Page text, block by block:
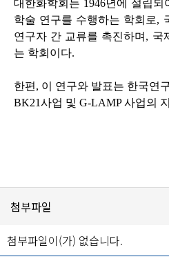
대한화학회는 1946년에 설립되
학술 연구를 수행하는 학회로,
연구자 간 교류를 촉진하며, 국
는 학회이다.
한편, 이 연구와 발표는 한국연
BK21사업 및 G-LAMP 사업의
첨부파일
첨부파일이(가) 없습니다.